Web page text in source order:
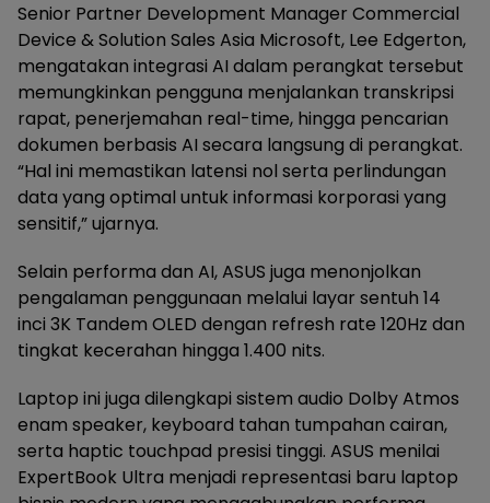
Senior Partner Development Manager Commercial
Device & Solution Sales Asia Microsoft, Lee Edgerton,
mengatakan integrasi AI dalam perangkat tersebut
memungkinkan pengguna menjalankan transkripsi
rapat, penerjemahan real-time, hingga pencarian
dokumen berbasis AI secara langsung di perangkat.
“Hal ini memastikan latensi nol serta perlindungan
data yang optimal untuk informasi korporasi yang
sensitif,” ujarnya.
Selain performa dan AI, ASUS juga menonjolkan
pengalaman penggunaan melalui layar sentuh 14
inci 3K Tandem OLED dengan refresh rate 120Hz dan
tingkat kecerahan hingga 1.400 nits.
Laptop ini juga dilengkapi sistem audio Dolby Atmos
enam speaker, keyboard tahan tumpahan cairan,
serta haptic touchpad presisi tinggi. ASUS menilai
ExpertBook Ultra menjadi representasi baru laptop